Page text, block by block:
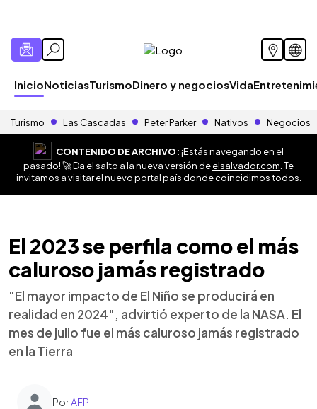
InicioNoticiasTurismoDinero y negociosVida
Turismo Las Cascadas Peter Parker Nativos Negocios
CONTENIDO DE ARCHIVO:¡Estás navegando en el
pasado! 🚀 Da el salto a la nueva versión deelsalvador.com . Te
invitamos a visitar el nuevo portal país donde coincidimos todos.
El 2023 se perfila como el más
caluroso jamás registrado
"El mayor impacto de El Niño se producirá en
realidad en 2024", advirtió experto de la NASA. El
mes de julio fue el más caluroso jamás registrado
en la Tierra
PorAFP